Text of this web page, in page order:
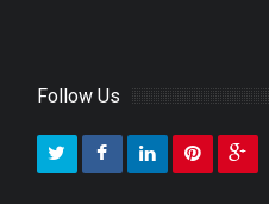
Follow Us